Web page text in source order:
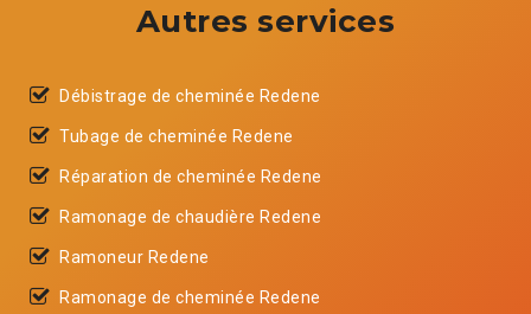
Autres services
Débistrage de cheminée Redene
Tubage de cheminée Redene
Réparation de cheminée Redene
Ramonage de chaudière Redene
Ramoneur Redene
Ramonage de cheminée Redene